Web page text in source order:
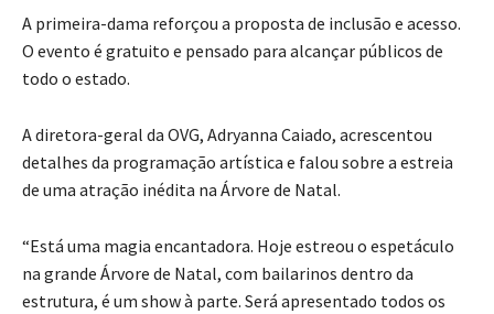
A primeira-dama reforçou a proposta de inclusão e acesso.
O evento é gratuito e pensado para alcançar públicos de
todo o estado.
A diretora-geral da OVG, Adryanna Caiado, acrescentou
detalhes da programação artística e falou sobre a estreia
de uma atração inédita na Árvore de Natal.
“Está uma magia encantadora. Hoje estreou o espetáculo
na grande Árvore de Natal, com bailarinos dentro da
estrutura, é um show à parte. Será apresentado todos os